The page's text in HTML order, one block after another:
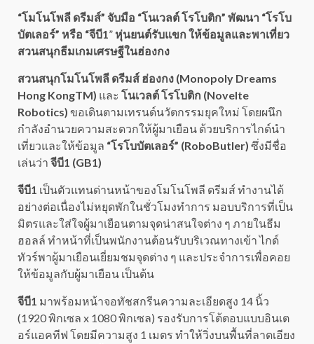
“โมโนโพลี ดรีมส์” จับมือ “โนเวลต์ โรโบติก” พัฒนา “โรโบ
บัตเลอร์” หรือ “จีบี1” หุ่นยนต์รับแขก ให้ข้อมูลและพาเที่ยว
สวนสนุกธีมเกมเศรษฐีในฮ่องกง
สวนสนุกโมโนโพลี ดรีมส์ ฮ่องกง (Monopoly Dreams
Hong KongTM) และ โนเวลต์ โรโบติก (Novelte
Robotics) ขอเดินตามเทรนด์นวัตกรรมยุคใหม่ โดยผนึก
กำลังอำนวยความสะดวกให้ผู้มาเยือน ด้วยบริการไกด์นำ
เที่ยวและให้ข้อมูล “โรโบบัตเลอร์” (RoboButler) ซึ่งมีชื่อ
เล่นว่า จีบี1 (GB1)
จีบี1 เป็นตัวแทนด่านหน้าของโมโนโพลี ดรีมส์ ทำงานได้
อย่างต่อเนื่องไม่หยุดพักในชั่วโมงทำการ มอบบริการที่เป็น
มิตรและใส่ใจผู้มาเยือนตามจุดน่าสนใจต่าง ๆ ภายในธีม
ฮอลล์ ทำหน้าที่เป็นพนักงานต้อนรับบริเวณทางเข้า ไกด์
ทัวร์พาผู้มาเยือนเยี่ยมชมจุดต่าง ๆ และประจำการเพื่อคอย
ให้ข้อมูลกับผู้มาเยือน เป็นต้น
จีบี1 มาพร้อมหน้าจอทัชสกรีนความละเอียดสูง 14 นิ้ว
(1920 พิกเซล x 1080 พิกเซล) รองรับการโต้ตอบแบบอินเต
อร์แอคทีฟ โดยมีความสูง 1 เมตร ทำให้วิ่งบนพื้นที่ลาดเอียง